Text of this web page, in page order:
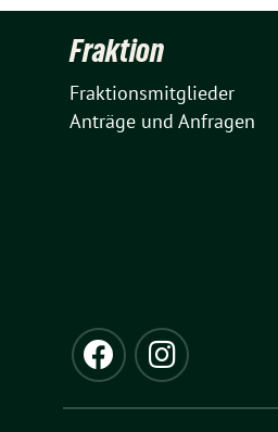
Fraktion
Fraktionsmitglieder
Anträge und Anfragen